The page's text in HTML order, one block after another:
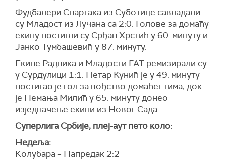
Фудбалери Спартака из Суботице савладали
су Младост из Лучана са 2:0. Голове за домаћу
екипу постигли су Срђан Хрстић у 60. минуту и
Јанко Тумбашевић у 87. минуту.
Екипе Радника и Младости ГАТ ремизирали су
у Сурдулици 1:1. Петар Кунић је у 49. минуту
постигао је гол за вођство домаћег тима, док
је Немања Милић у 65. минуту донео
изједначење екипи из Новог Сада.
Суперлига Србије, плеј-аут пето коло:
Недеља:
Колубара – Напредак 2:2